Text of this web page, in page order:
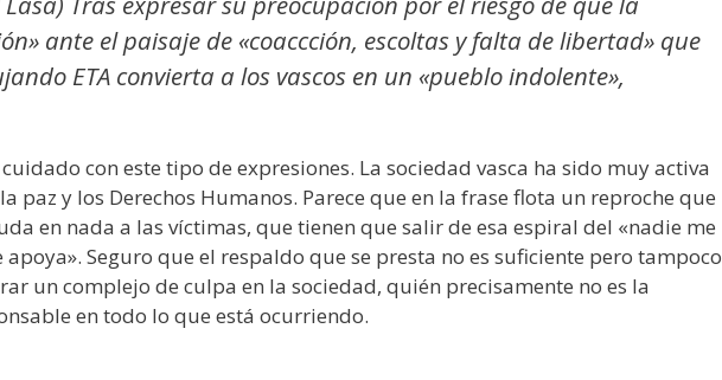
ante el paisaje de «coaccción, escoltas y falta de libertad» que
ETA convierta a los vascos en un «pueblo indolente»,
con este tipo de expresiones. La sociedad vasca ha sido muy activa
paz y los Derechos Humanos. Parece que en la frase flota un reproche que
en nada a las víctimas, que tienen que salir de esa espiral del «nadie me
Seguro que el respaldo que se presta no es suficiente pero tampoco
un complejo de culpa en la sociedad, quién precisamente no es la
en todo lo que está ocurriendo.